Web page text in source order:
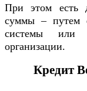
При этом есть
суммы – путем
системы или
организации.
Кредит